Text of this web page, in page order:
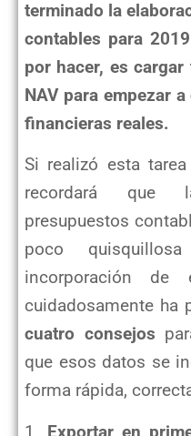
terminado la
contables para
por hacer, es
NAV para empezar
financieras reales.
Si realizó esta
recordará que
presupuestos
poco
incorporación
cuidadosamente ha
cuatro consejos
que esos datos se
forma rápida,